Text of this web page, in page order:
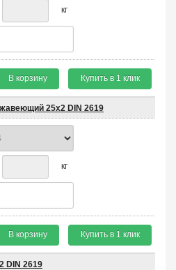
кг
В корзину Купить в 1 клик
25х2 DIN 2619
кг
В корзину Купить в 1 клик
DIN 2619